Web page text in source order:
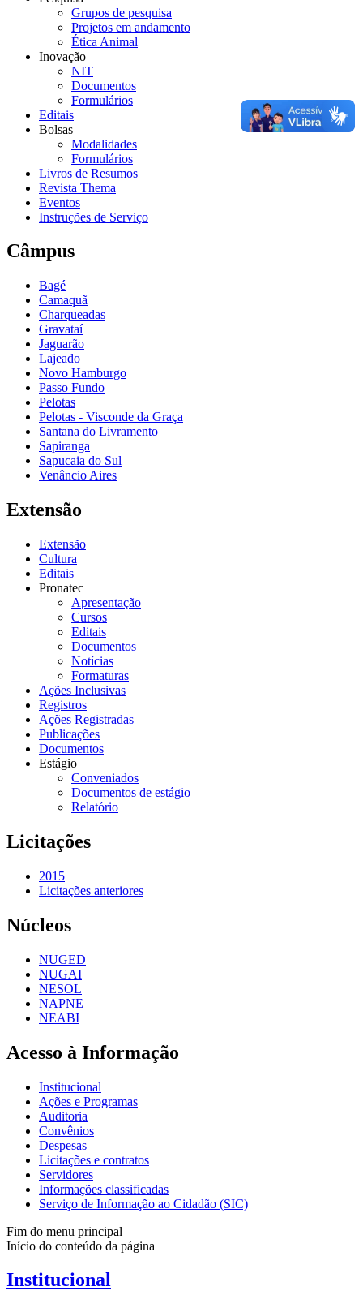
Grupos de pesquisa
Projetos em andamento
Ética Animal
Inovação
NIT
Documentos
Formulários
Editais
Bolsas
Modalidades
Formulários
Livros de Resumos
Revista Thema
Eventos
Instruções de Serviço
Câmpus
Bagé
Camaquã
Charqueadas
Gravataí
Jaguarão
Lajeado
Novo Hamburgo
Passo Fundo
Pelotas
Pelotas - Visconde da Graça
Santana do Livramento
Sapiranga
Sapucaia do Sul
Venâncio Aires
Extensão
Extensão
Cultura
Editais
Pronatec
Apresentação
Cursos
Editais
Documentos
Notícias
Formaturas
Ações Inclusivas
Registros
Ações Registradas
Publicações
Documentos
Estágio
Conveniados
Documentos de estágio
Relatório
Licitações
2015
Licitações anteriores
Núcleos
NUGED
NUGAI
NESOL
NAPNE
NEABI
Acesso à Informação
Institucional
Ações e Programas
Auditoria
Convênios
Despesas
Licitações e contratos
Servidores
Informações classificadas
Serviço de Informação ao Cidadão (SIC)
Fim do menu principal
Início do conteúdo da página
Institucional